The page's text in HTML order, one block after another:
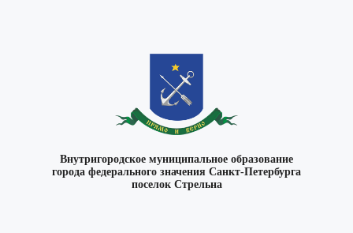
Внутригородское муниципальное образование
города федерального значения Санкт-Петербурга
поселок Стрельна